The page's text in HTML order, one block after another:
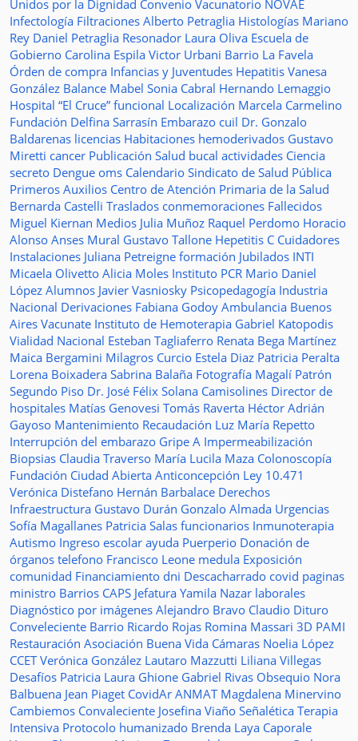
Unidos por la Dignidad Convenio Vacunatorio NOVAE
Infectología Filtraciones Alberto Petraglia Histologías Mariano
Rey Daniel Petraglia Resonador Laura Oliva Escuela de
Gobierno Carolina Espila Victor Urbani Barrio La Favela
Órden de compra Infancias y Juventudes Hepatitis Vanesa
González Balance Mabel Sonia Cabral Hernando Lemaggio
Hospital “El Cruce” funcional Localización Marcela Carmelino
Fundación Delfina Sarrasín Embarazo cuil Dr. Gonzalo
Baldarenas licencias Habitaciones hemoderivados Gustavo
Miretti cancer Publicación Salud bucal actividades Ciencia
secreto Dengue oms Calendario Sindicato de Salud Pública
Primeros Auxilios Centro de Atención Primaria de la Salud
Bernarda Castelli Traslados conmemoraciones Fallecidos
Miguel Kiernan Medios Julia Muñoz Raquel Perdomo Horacio
Alonso Anses Mural Gustavo Tallone Hepetitis C Cuidadores
Instalaciones Juliana Petreigne formación Jubilados INTI
Micaela Olivetto Alicia Moles Instituto PCR Mario Daniel
López Alumnos Javier Vasniosky Psicopedagogía Industria
Nacional Derivaciones Fabiana Godoy Ambulancia Buenos
Aires Vacunate Instituto de Hemoterapia Gabriel Katopodis
Vialidad Nacional Esteban Tagliaferro Renata Bega Martínez
Maica Bergamini Milagros Curcio Estela Diaz Patricia Peralta
Lorena Boixadera Sabrina Balaña Fotografía Magalí Patrón
Segundo Piso Dr. José Félix Solana Camisolines Director de
hospitales Matías Genovesi Tomás Raverta Héctor Adrián
Gayoso Mantenimiento Recaudación Luz María Repetto
Interrupción del embarazo Gripe A Impermeabilización
Biopsias Claudia Traverso María Lucila Maza Colonoscopía
Fundación Ciudad Abierta Anticoncepción Ley 10.471
Verónica Distefano Hernán Barbalace Derechos
Infraestructura Gustavo Durán Gonzalo Almada Urgencias
Sofía Magallanes Patricia Salas funcionarios Inmunoterapia
Autismo Ingreso escolar ayuda Puerperio Donación de
órganos telefono Francisco Leone medula Exposición
comunidad Financiamiento dni Descacharrado covid paginas
ministro Barrios CAPS Jefatura Yamila Nazar laborales
Diagnóstico por imágenes Alejandro Bravo Claudio Dituro
Conveleciente Barrio Ricardo Rojas Romina Massari 3D PAMI
Restauración Asociación Buena Vida Cámaras Noelia López
CCETVerónica González Lautaro Mazzutti Liliana Villegas
Desafíos Patricia Laura Ghione Gabriel Rivas Obsequio Nora
Balbuena Jean Piaget CovidAr ANMAT Magdalena Minervino
Cambiemos Convaleciente Josefina Viaño Señalética Terapia
Intensiva Protocolo humanizado Brenda Laya Caporale